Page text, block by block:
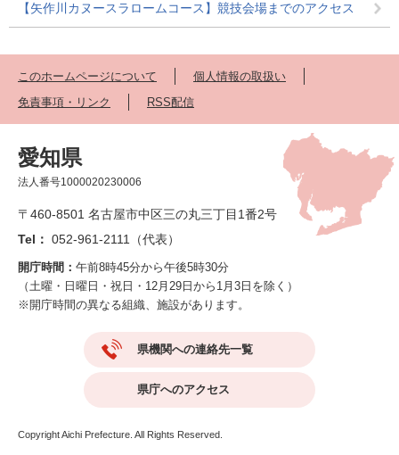
【矢作川カヌースラロームコース】競技会場までのアクセス
このホームページについて
個人情報の取扱い
免責事項・リンク
RSS配信
愛知県
法人番号1000020230006
〒460-8501 名古屋市中区三の丸三丁目1番2号
Tel： 052-961-2111（代表）
開庁時間： 午前8時45分から午後5時30分
（土曜・日曜日・祝日・12月29日から1月3日を除く）
※開庁時間の異なる組織、施設があります。
県機関への連絡先一覧
県庁へのアクセス
Copyright Aichi Prefecture. All Rights Reserved.